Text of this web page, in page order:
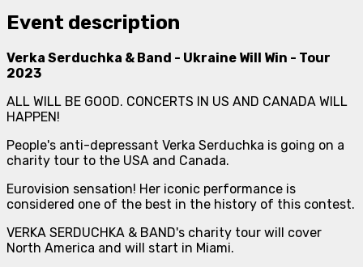
Event description
Verka Serduchka & Band - Ukraine Will Win - Tour
2023
ALL WILL BE GOOD. CONCERTS IN US AND CANADA WILL
HAPPEN!
People's anti-depressant Verka Serduchka is going on a
charity tour to the USA and Canada.
Eurovision sensation! Her iconic performance is
considered one of the best in the history of this contest.
VERKA SERDUCHKA & BAND's charity tour will cover
North America and will start in Miami.